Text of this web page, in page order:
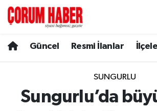
Güncel Resmi İlanlar
SUNGURLU
Sungurlu’da
Spor
Resmi İlanlar
Hava Durumu
Çorum Namaz Vakitleri